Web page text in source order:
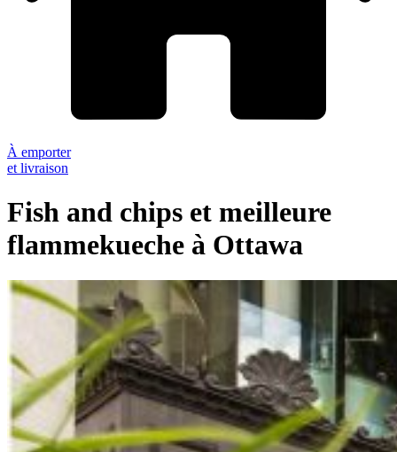
À emporter
et livraison
Fish and chips et meilleure
flammekueche à Ottawa